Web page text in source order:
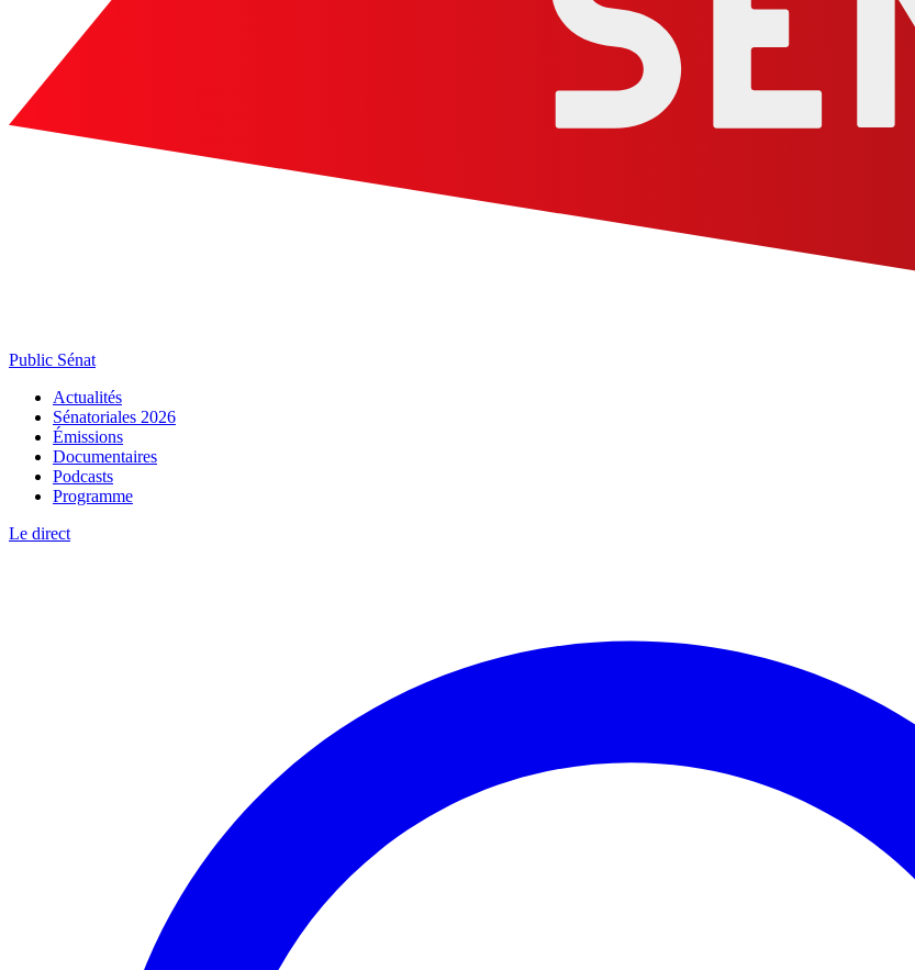
Public Sénat
Actualités
Sénatoriales 2026
Émissions
Documentaires
Podcasts
Programme
Le direct